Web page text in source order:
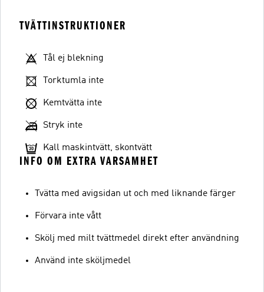
TVÄTTINSTRUKTIONER
Tål ej blekning
Torktumla inte
Kemtvätta inte
Stryk inte
Kall maskintvätt, skontvätt
INFO OM EXTRA VARSAMHET
Tvätta med avigsidan ut och med liknande färger
Förvara inte vått
Skölj med milt tvättmedel direkt efter användning
Använd inte sköljmedel